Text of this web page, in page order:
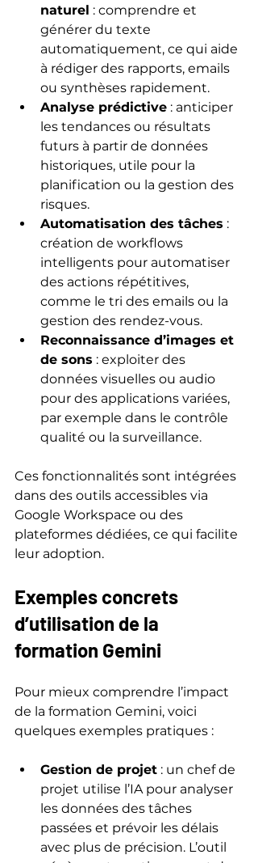
naturel : comprendre et
générer du texte
automatiquement, ce qui aide
à rédiger des rapports, emails
ou synthèses rapidement.
Analyse prédictive : anticiper
les tendances ou résultats
futurs à partir de données
historiques, utile pour la
planification ou la gestion des
risques.
Automatisation des tâches :
création de workflows
intelligents pour automatiser
des actions répétitives,
comme le tri des emails ou la
gestion des rendez-vous.
Reconnaissance d’images et
de sons : exploiter des
données visuelles ou audio
pour des applications variées,
par exemple dans le contrôle
qualité ou la surveillance.
Ces fonctionnalités sont intégrées
dans des outils accessibles via
Google Workspace ou des
plateformes dédiées, ce qui facilite
leur adoption.
Exemples concrets
d’utilisation de la
formation Gemini
Pour mieux comprendre l’impact
de la formation Gemini, voici
quelques exemples pratiques :
Gestion de projet : un chef de
projet utilise l’IA pour analyser
les données des tâches
passées et prévoir les délais
avec plus de précision. L’outil